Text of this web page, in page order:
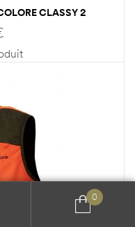
CLASSY 2
0